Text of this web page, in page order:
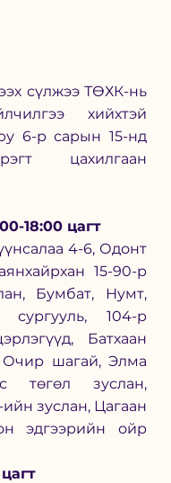
сүлжээ ТӨХК-нь
хийхтэй
6-р сарын 15-нд
цахилгаан
18:00 цагт
4-6, Одонт
15-90-р
Бумбат, Нумт,
104-р
Батхаан
Очир шагай, Элма
төгөл зуслан,
зуслан, Цагаан
эдгээрийн ойр